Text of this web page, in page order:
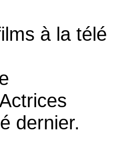
à la télé
dernier.